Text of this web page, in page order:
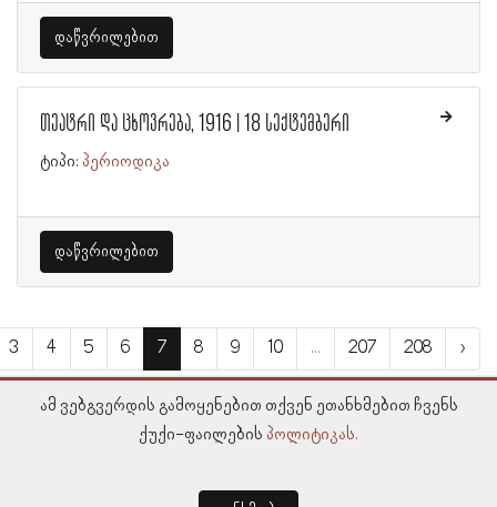
დაწვრილებით
თეატრი და ცხოვრება, 1916 | 18 სექტემბერი
ტიპი: პერიოდიკა
დაწვრილებით
3 4 5 6 7 8 9 10 ... 207 208 ›
ამ ვებგვერდის გამოყენებით თქვენ ეთანხმებით ჩვენს
ქუქი-ფაილების პოლიტიკას.